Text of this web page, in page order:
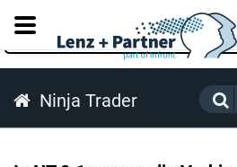
Ninja Trader